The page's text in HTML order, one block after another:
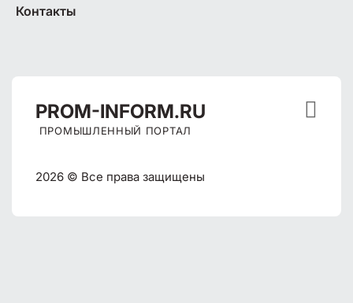
Контакты
PROM-INFORM.RU
ПРОМЫШЛЕННЫЙ ПОРТАЛ
2026 © Все права защищены
